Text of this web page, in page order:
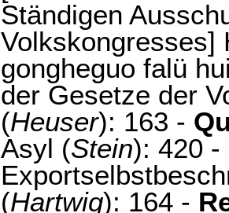
Ständigen
Volkskongresses]
gongheguo falü
der Gesetze der
(Heuser): 163 -
Asyl (Stein): 420 -
(Hartwig): 164 -